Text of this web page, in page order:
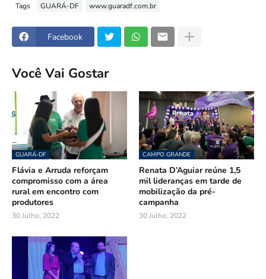
Tags GUARÁ-DF www.guaradf.com.br
Facebook
Você Vai Gostar
GUARÁ-DF
Flávia e Arruda reforçam
compromisso com a área
rural em encontro com
produtores
30 Julho, 2022
CAMPO GRANDE
Renata D’Aguiar reúne 1,5
mil lideranças em tarde de
mobilização da pré-
campanha
30 Julho, 2022